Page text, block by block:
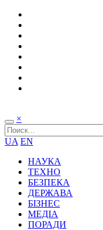
×
UA EN
НАУКА
ТЕХНО
БЕЗПЕКА
ДЕРЖАВА
БІЗНЕС
МЕДІА
ПОРАДИ